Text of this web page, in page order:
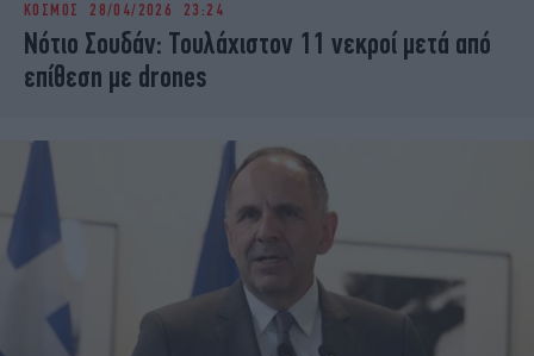
iBOOKS
OSCARS
THE OCEAN
MEDIA
NEWSLETTER
ΚΟΣΜΟΣ 28/04/2026 23:24
Nότιο Σουδάν: Τουλάχιστον 11 νεκροί μετά από
επίθεση με drones